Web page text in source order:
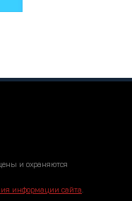
и охраняются
информации сайта.